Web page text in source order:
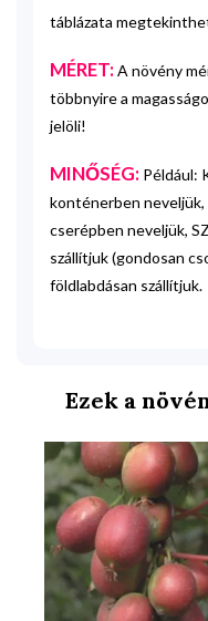
táblázata
MÉRET:A növény
többnyire a
jelöli!
MINŐSÉG: Például:
konténerben neveljük,
cserépben neveljük,
szállítjuk (gondosan
földlabdásan szállítjuk.
Ezek a